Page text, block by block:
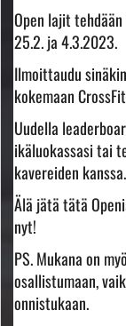
Open lajit
25.2. ja 4.3.2023.
Ilmoittaudu
kokemaan
Uudella
ikäluokassasi tai
kavereiden kanssa.
Älä jätä tätä
nyt!
PS. Mukana on
osallistumaan,
onnistukaan.